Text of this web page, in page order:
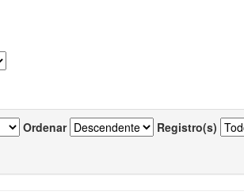
Ordenar Registro(s)